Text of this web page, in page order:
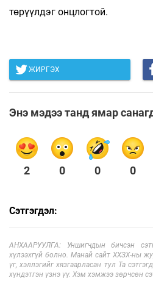
төрүүлдэг онцлогтой.
ЖИРГЭХ
Энэ мэдээ танд ямар
2 0 0 0
Сэтгэгдэл:
АНХААРУУЛГА: Уншигчдын бичсэн
хүлээхгүй болно. Манай сайт ХХЗХ-ны
үг, хэллэгийг хязгаарласан тул Та
хүндэтгэн үзнэ үү. Хэм хэмжээ зөрчсөн